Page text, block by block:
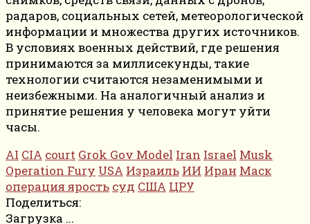
радаров, социальных сетей, метеорологической
информации и множества других источников.
В условиях военных действий, где решения
принимаются за миллисекунды, такие
технологии считаются незаменимыми и
неизбежными. На аналогичный анализ и
принятие решения у человека могут уйти
часы.
AI CIA court Grok Gov Model Iran Israel Musk
Operation Fury USA Израиль ИИ Иран Маск
операция ярость суд США ЦРУ
Поделиться:
Загрузка ...